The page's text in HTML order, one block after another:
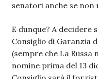
senatori anche se non
E dunque? A decidere
Consiglio di Garanzia
(sempre che La
nomine prima del 13